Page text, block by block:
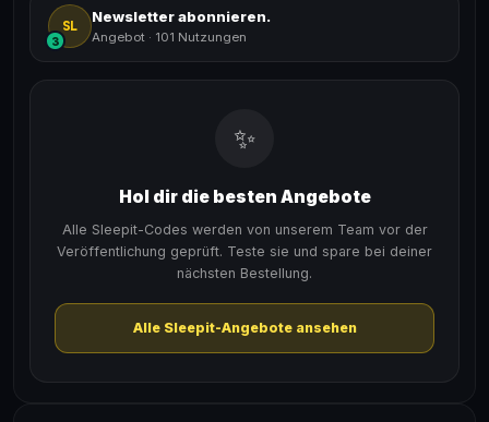
SL
3
Newsletter abonnieren.
Angebot · 101 Nutzungen
✨
Hol dir die besten Angebote
Alle Sleepit-Codes werden von unserem Team vor der
Veröffentlichung geprüft. Teste sie und spare bei deiner
nächsten Bestellung.
Alle Sleepit-Angebote ansehen